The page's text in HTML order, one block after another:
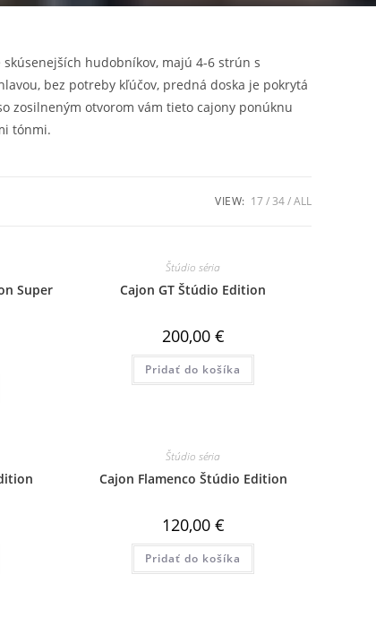
hudobníkov, majú 4-6 strún s
bez potreby kľúčov, predná doska je pokrytá
zosilneným otvorom vám tieto cajony ponúknu
tónmi.
VIEW: 17 34 ALL
Super
Štúdio séria
Cajon GT Štúdio Edition
200,00 €
Pridať do košíka
Štúdio séria
Cajon Flamenco Štúdio Edition
120,00 €
Pridať do košíka